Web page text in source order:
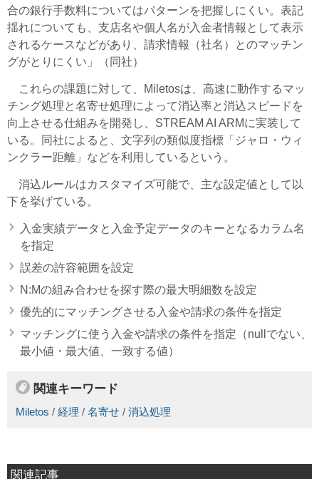
合の銀行手数料についてはパターンを把握しにくい。表記
揺れについても、支店名や個人名が入金者情報として表示
されるケースなどがあり、請求情報（社名）とのマッチン
グがとりにくい」（同社）
これらの課題に対して、Miletosは、高速に動作するマッ
チング処理と名寄せ処理によって消込率と消込スピードを
向上させる仕組みを開発し、STREAM AI ARMに実装して
いる。同社によると、文字列の類似度指標「ジャロ・ウィ
ンクラー距離」などを利用しているという。
消込ルールはカスタマイズ可能で、主な設定値として以
下を挙げている。
入金実績データと入金予定データのキーとなるカラム名
を指定
誤差の許容範囲を設定
N:Mの組み合わせを探す際の最大明細数を設定
優先的にマッチングさせる入金や請求の条件を指定
マッチングに使う入金や請求の条件を指定（nullでない、
最小値・最大値、一致する値）
関連キーワード
Miletos / 経理 / 名寄せ / 消込処理
関連記事